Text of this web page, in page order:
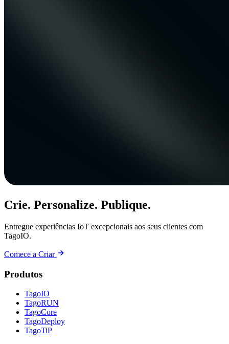
Crie. Personalize. Publique.
Entregue experiências IoT excepcionais aos seus clientes com
TagoIO.
Comece a Criar
Produtos
TagoIO
TagoRUN
TagoCore
TagoDeploy
TagoTiP